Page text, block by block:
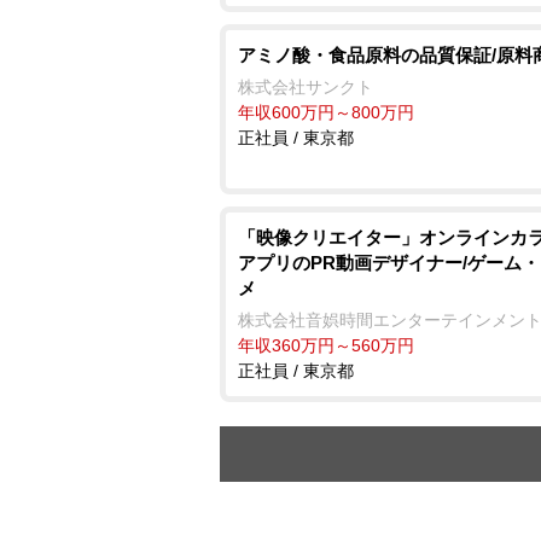
アミノ酸・食品原料の品質保証/原料
株式会社サンクト
年収600万円～800万円
正社員 / 東京都
「映像クリエイター」オンラインカ
アプリのPR動画デザイナー/ゲーム
メ
株式会社音娯時間エンターテインメント
年収360万円～560万円
正社員 / 東京都